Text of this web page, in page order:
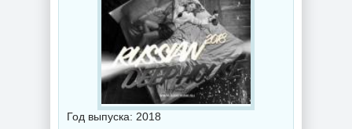
Год выпуска: 2018